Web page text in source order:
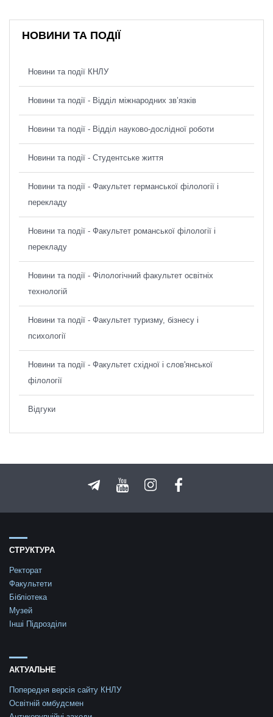
НОВИНИ ТА ПОДІЇ
Новини та події КНЛУ
Новини та події - Відділ міжнародних зв’язків
Новини та події - Відділ науково-дослідної роботи
Новини та події - Студентське життя
Новини та події - Факультет германської філології і
перекладу
Новини та події - Факультет романської філології і
перекладу
Новини та події - Філологічний факультет освітніх
технологій
Новини та події - Факультет туризму, бізнесу і
психології
Новини та події - Факультет східної і слов'янської
філології
Відгуки
СТРУКТУРА
Ректорат
Факультети
Бібліотека
Музей
Інші Підрозділи
АКТУАЛЬНЕ
Попередня версія сайту КНЛУ
Освітній омбудсмен